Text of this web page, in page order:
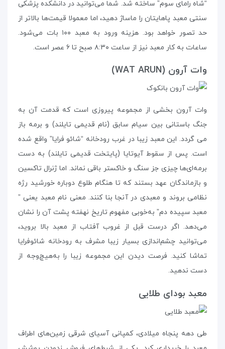
“شاه رامای سوم” ساخته شد. شما می‌توانید در دانشکده‌ پزشکی
سنتی معبد پاهایتان را ماساژ دهید، اما معمولا قیمت‌ها بالاتر از
حد تصور خواهد بود. هزینه ورود به معبد ۱۰۰ بات می‌شود.
ساعات به کار معبد نیز از ساعت ۸:۳۰ صبح تا ۶ عصر است.
وات آرون (WAT ARUN)
وات آرون بخشی از مجموعه‌ پیروزی است که قدمت آن به
جنگ باستانی بین سیام سابق (نام قدیمی تایلند) و برمه باز
می گردد. این معبد زیبا در غرب رودخانه “شائو فرایا” واقع شده
است. پس از سقوط آیوتایا (پایتخت قدیمی تایلند) به دست
برمه‌ای‌ها چیزی جز سنگ و خاکستر باقی نماند. اما ژنرال تاکسین
و بازماندگان عهد بستند که تا هنگام طلوع دوباره خورشید رژه
نظامی بروند و معبدی در آنجا بنا کنند. معنی نام معبد یعنی ”
معبد سپیده دم” به‌خوبی مفهوم تاریخ نهفته پشت آن را نشان
می‌دهد. اگر درست قبل از غروب آفتاب از معبد بالا بروید،
می‌توانید چشم‌اندازی بسیار زیبا مشرف به رودخانه شائوفرایا
تماشا کنید. فرصت دیدن این مجموعه‌ زیبا را به‌هیچ‌وجه از
دست ندهید.
معبد بودای طلایی
طی دهه پنجاه میلادی، کمپانی آسیای شرقی زمین‌های اطراف